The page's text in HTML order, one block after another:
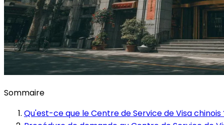
Sommaire
Qu'est-ce que le Centre de Service de Visa chinois